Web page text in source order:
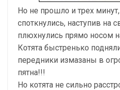
Но не прошло и трех
споткнулись, наступив на
плюхнулись прямо носом
Котята быстренько
передники измазаны в
пятна!!!
Но котята не сильно